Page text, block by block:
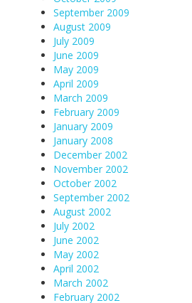
September 2009
August 2009
July 2009
June 2009
May 2009
April 2009
March 2009
February 2009
January 2009
January 2008
December 2002
November 2002
October 2002
September 2002
August 2002
July 2002
June 2002
May 2002
April 2002
March 2002
February 2002